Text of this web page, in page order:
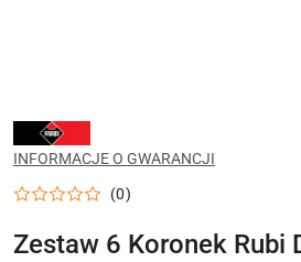
NARZĘDZIA
RUBI
DO
CIĘCIA,
WIERCENIA
PŁYTEK
CERAMICZNYCH
INFORMACJE O GWARANCJI
(0)
Zestaw 6 Koronek Rubi